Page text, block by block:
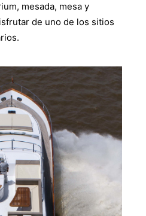
mesada, mesa y
de uno de los sitios